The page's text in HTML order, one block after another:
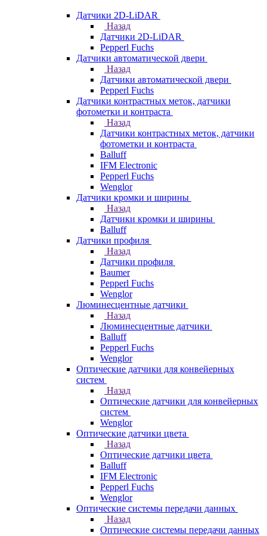
Датчики 2D-LiDAR
Назад
Датчики 2D-LiDAR
Pepperl Fuchs
Датчики автоматической двери
Назад
Датчики автоматической двери
Pepperl Fuchs
Датчики контрастных меток, датчики
фотометки и контраста
Назад
Датчики контрастных меток, датчики
фотометки и контраста
Balluff
IFM Electronic
Pepperl Fuchs
Wenglor
Датчики кромки и ширины
Назад
Датчики кромки и ширины
Balluff
Датчики профиля
Назад
Датчики профиля
Baumer
Pepperl Fuchs
Wenglor
Люминесцентные датчики
Назад
Люминесцентные датчики
Balluff
Pepperl Fuchs
Wenglor
Оптические датчики для конвейерных
систем
Назад
Оптические датчики для конвейерных
систем
Wenglor
Оптические датчики цвета
Назад
Оптические датчики цвета
Balluff
IFM Electronic
Pepperl Fuchs
Wenglor
Оптические системы передачи данных
Назад
Оптические системы передачи данных